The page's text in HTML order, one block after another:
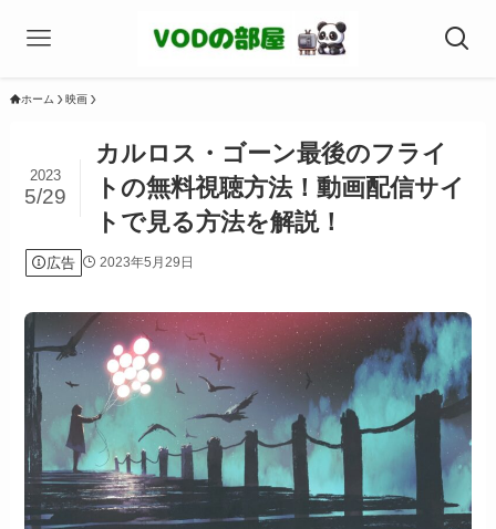
ホーム 映画
カルロス・ゴーン最後のフライ
トの無料視聴方法！動画配信サイ
トで見る方法を解説！
2023
5/29
広告 2023年5月29日